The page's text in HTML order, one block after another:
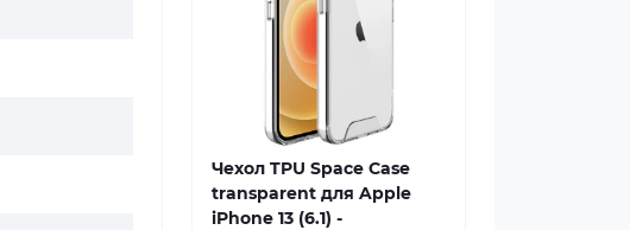
Чехол TPU Space Case
transparent для Apple
iPhone 13 (6.1) -